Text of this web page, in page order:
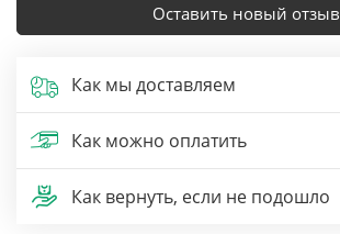
Оставить новый отзыв
Как мы доставляем
Как можно оплатить
Как вернуть, если не подошло